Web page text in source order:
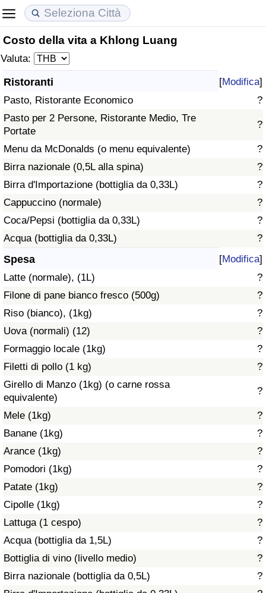
Costo della vita a Khlong Luang
Valuta:
Ristoranti [Modifica]
Pasto, Ristorante Economico
?
Pasto per 2 Persone, Ristorante Medio, Tre
Portate
?
Menu da McDonalds (o menu equivalente)
?
Birra nazionale (0,5L alla spina)
?
Birra d'Importazione (bottiglia da 0,33L)
?
Cappuccino (normale)
?
Coca/Pepsi (bottiglia da 0,33L)
?
Acqua (bottiglia da 0,33L)
?
Spesa [Modifica]
Latte (normale), (1L)
?
Filone di pane bianco fresco (500g)
?
Riso (bianco), (1kg)
?
Uova (normali) (12)
?
Formaggio locale (1kg)
?
Filetti di pollo (1 kg)
?
Girello di Manzo (1kg) (o carne rossa
equivalente)
?
Mele (1kg)
?
Banane (1kg)
?
Arance (1kg)
?
Pomodori (1kg)
?
Patate (1kg)
?
Cipolle (1kg)
?
Lattuga (1 cespo)
?
Acqua (bottiglia da 1,5L)
?
Bottiglia di vino (livello medio)
?
Birra nazionale (bottiglia da 0,5L)
?
Costo della vita
Indice Del Costo Della Vita (corrente)
Indice Del Costo Della Vita
Indice del Costo della Vita per Nazione
ad Aqaba
Prezzi degli immobili
Indice del Prezzo delle Case (Corrente)
Indice del Prezzo delle Case
Indice del Prezzo delle Case per Nazione
Qualità della Vita
Indice della Qualità della Vita
Indice della Qualità della Vita (Corrente)
Indice della qualità della vita per Paese
Criminalità
Indice del Tasso di Criminalità (Corrente)
Indice della Criminalità
Indice di criminalità per paese
Indice dell’Assistenza Sanitaria (Corrente)
Indice dell’Assistenza Sanitaria
Indice dell’Assistenza Sanitaria per
Nazione
Inquinamento
Indice dell’Inquinamento (Corrente)
Indice di inquinamento
Indice dell’Inquinamento per Nazione
Traffico
Indice del Traffico